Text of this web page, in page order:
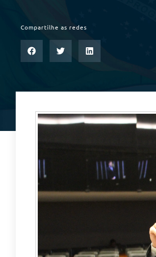
Compartilhe as redes